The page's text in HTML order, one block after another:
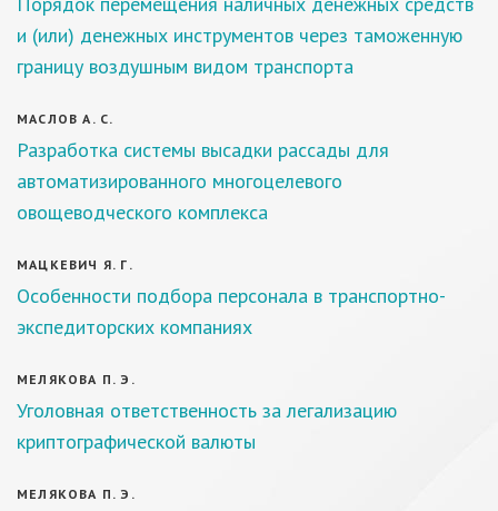
и (или) денежных инструментов через таможенную
границу воздушным видом транспорта
МАСЛОВ А. С.
Разработка системы высадки рассады для
автоматизированного многоцелевого
овощеводческого комплекса
МАЦКЕВИЧ Я. Г.
Особенности подбора персонала в транспортно-
экспедиторских компаниях
МЕЛЯКОВА П. Э.
Уголовная ответственность за легализацию
криптографической валюты
МЕЛЯКОВА П. Э.